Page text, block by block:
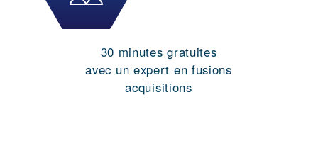
30 minutes gratuites
avec un expert en fusions
acquisitions